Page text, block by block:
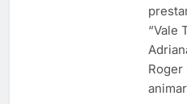
“Vale
Roger